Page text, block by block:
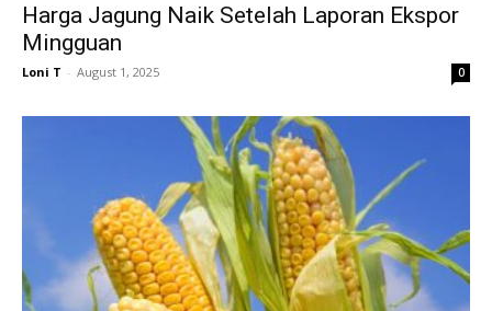
Harga Jagung Naik Setelah Laporan Ekspor
Mingguan
Loni T - August 1, 2025 0